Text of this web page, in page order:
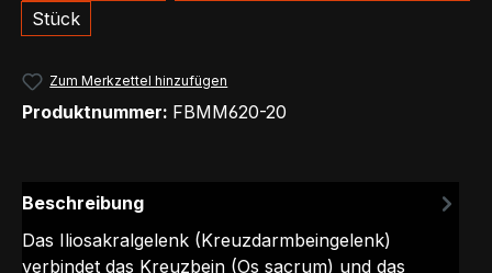
Stück
Zum Merkzettel hinzufügen
Produktnummer: FBMM620-20
Beschreibung
Das Iliosakralgelenk (Kreuzdarmbeingelenk)
verbindet das Kreuzbein (Os sacrum) und das